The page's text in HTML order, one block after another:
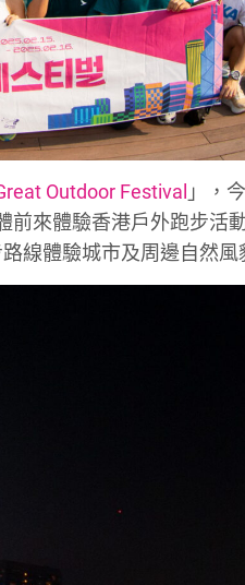
Outdoor Festival 」，
前來體驗香港戶外跑步活
線體驗城市及周邊自然風